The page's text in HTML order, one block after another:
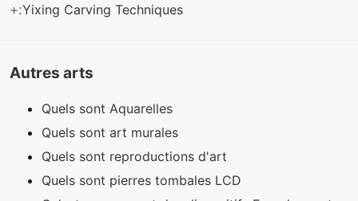
+:Yixing Carving Techniques
Autres arts
Quels sont Aquarelles
Quels sont art murales
Quels sont reproductions d'art
Quels sont pierres tombales LCD